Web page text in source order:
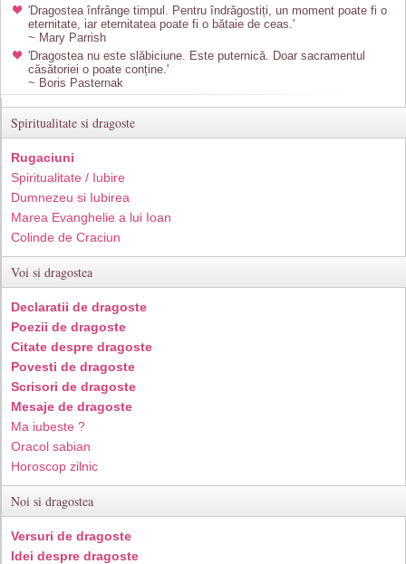
'Dragostea înfrânge timpul. Pentru îndrăgostiți, un moment poate fi o
eternitate, iar eternitatea poate fi o bătaie de ceas.'
~ Mary Parrish
'Dragostea nu este slăbiciune. Este puternică. Doar sacramentul
căsătoriei o poate conține.'
~ Boris Pasternak
Spiritualitate si dragoste
Rugaciuni
Spiritualitate / Iubire
Dumnezeu si Iubirea
Marea Evanghelie a lui Ioan
Colinde de Craciun
Voi si dragostea
Declaratii de dragoste
Poezii de dragoste
Citate despre dragoste
Povesti de dragoste
Scrisori de dragoste
Mesaje de dragoste
Ma iubeste ?
Oracol sabian
Horoscop zilnic
Noi si dragostea
Versuri de dragoste
Idei despre dragoste